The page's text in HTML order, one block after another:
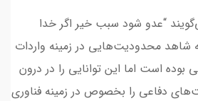
“عدو شود سبب خیر اگر خدا
شاهد محدودیت‌هایی در زمینه واردات
است اما این توانایی را در درون
دفاعی را بخصوص در زمینه فناوری